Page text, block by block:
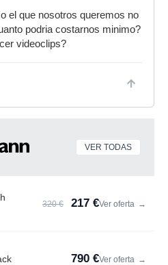
el que nosotros queremos no
podria costarnos minimo?
videoclips?
VER TODAS
320 € 217 €Ver oferta →
790 €Ver oferta →